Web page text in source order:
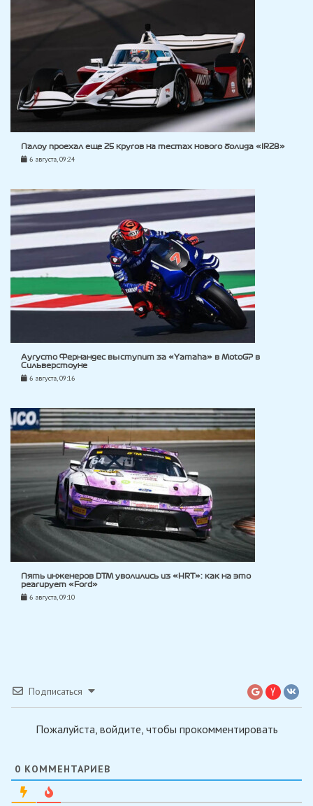
Палоу проехал еще 25 кругов на тестах нового болида «IR28»
6 августа, 09:24
Аугусто Фернандес выступит за «Yamaha» в MotoGP в
Сильверстоуне
6 августа, 09:16
Пять инженеров DTM уволились из «HRT»: как на это
реагирует «Ford»
6 августа, 09:10
Подписаться
Пожалуйста, войдите, чтобы прокомментировать
0 КОММЕНТАРИЕВ